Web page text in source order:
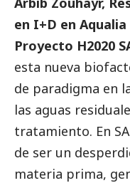
en I+D en Aqualia
Proyecto H2020
esta nueva
de paradigma en
las aguas
tratamiento. En
de ser un
materia prima,